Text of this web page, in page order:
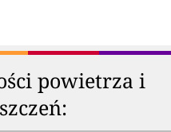
powietrza i